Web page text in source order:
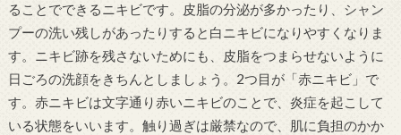
ることでできるニキビです。皮脂の分泌が多かったり、シャン
プーの洗い残しがあったりすると白ニキビになりやすくなりま
す。ニキビ跡を残さないためにも、皮脂をつまらせないように
日ごろの洗顔をきちんとしましょう。2つ目が「赤ニキビ」で
す。赤ニキビは文字通り赤いニキビのことで、炎症を起こして
いる状態をいいます。触り過ぎは厳禁なので、肌に負担のかか